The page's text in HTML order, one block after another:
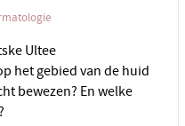
Ultee
het gebied van de huid
bewezen? En welke